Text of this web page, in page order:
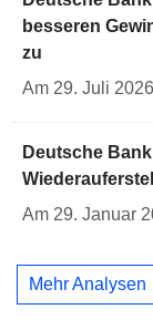
besseren
zu
Am 29. Juli
Deutsche
Am 29. Januar
Mehr Analysen